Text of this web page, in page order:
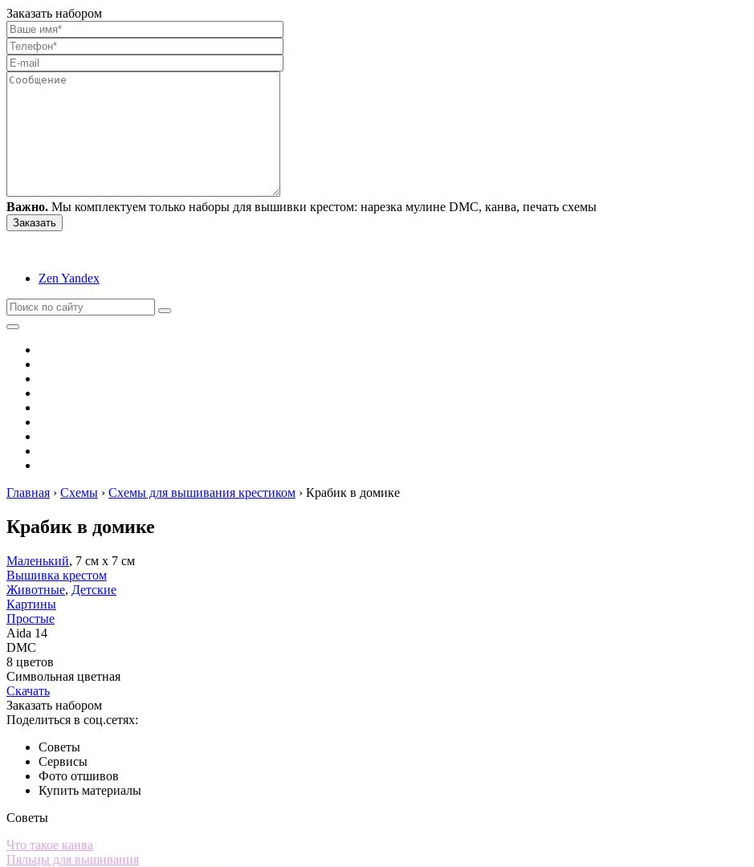
Заказать набором
Важно. Мы комплектуем только наборы для вышивки крестом: нарезка мулине DMC, канва, печать схемы
Zen Yandex
Главная › Схемы › Схемы для вышивания крестиком › Крабик в домике
Крабик в домике
Маленький, 7 см х 7 см
Вышивка крестом
Животные, Детские
Картины
Простые
Aida 14
DMC
8 цветов
Символьная цветная
Скачать
Заказать набором
Поделиться в соц.сетях:
Советы
Сервисы
Фото отшивов
Купить материалы
Советы
Что такое канва
Пяльцы для вышивания